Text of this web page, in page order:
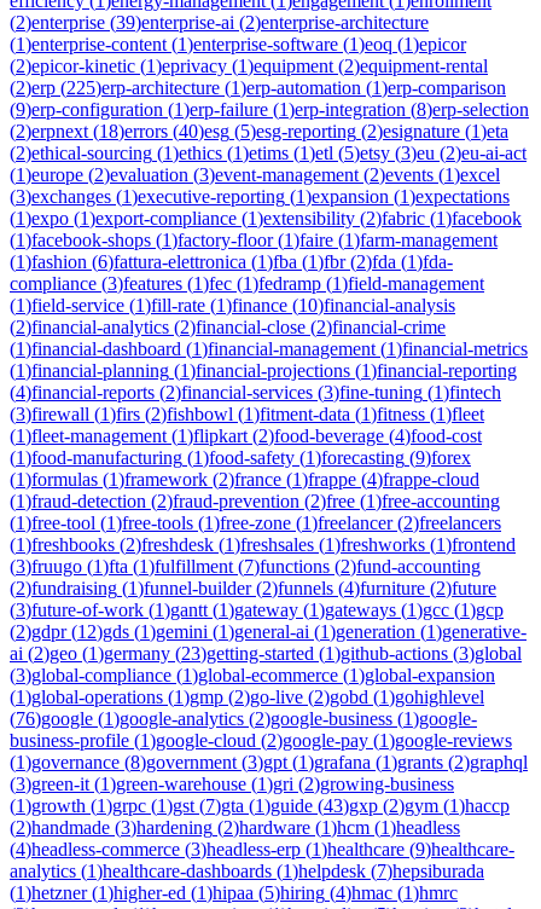
(2)enterprise (39)enterprise-ai (2)enterprise-architecture
(1)enterprise-content (1)enterprise-software (1)eoq (1)epicor
(2)epicor-kinetic (1)eprivacy (1)equipment (2)equipment-rental
(2)erp (225)erp-architecture (1)erp-automation (1)erp-comparison
(9)erp-configuration (1)erp-failure (1)erp-integration (8)erp-selection
(2)erpnext (18)errors (40)esg (5)esg-reporting (2)esignature (1)eta
(2)ethical-sourcing (1)ethics (1)etims (1)etl (5)etsy (3)eu (2)eu-ai-act
(1)europe (2)evaluation (3)event-management (2)events (1)excel
(3)exchanges (1)executive-reporting (1)expansion (1)expectations
(1)expo (1)export-compliance (1)extensibility (2)fabric (1)facebook
(1)facebook-shops (1)factory-floor(1)faire (1)farm-management
(1)fashion (6)fattura-elettronica (1)fba (1)fbr(2)fda (1)fda-
compliance (3)features (1)fec (1)fedramp (1)field-management
(1)field-service (1)fill-rate (1)finance (10)financial-analysis
(2)financial-analytics (2)financial-close (2)financial-crime
(1)financial-dashboard (1)financial-management (1)financial-metrics
(1)financial-planning (1)financial-projections (1)financial-reporting
(4)financial-reports (2)financial-services (3)fine-tuning (1)fintech
(3)firewall (1)firs (2)fishbowl (1)fitment-data (1)fitness (1)fleet
(1)fleet-management (1)flipkart (2)food-beverage (4)food-cost
(1)food-manufacturing (1)food-safety (1)forecasting (9)forex
(1)formulas (1)framework (2)france (1)frappe (4)frappe-cloud
(1)fraud-detection (2)fraud-prevention (2)free (1)free-accounting
(1)free-tool (1)free-tools (1)free-zone (1)freelancer(2)freelancers
(1)freshbooks (2)freshdesk (1)freshsales (1)freshworks (1)frontend
(3)fruugo (1)fta (1)fulfillment (7)functions (2)fund-accounting
(2)fundraising (1)funnel-builder(2)funnels (4)furniture (2)future
(3)future-of-work (1)gantt (1)gateway (1)gateways (1)gcc (1)gcp
(2)gdpr(12)gds (1)gemini (1)general-ai (1)generation (1)generative-
ai (2)geo (1)germany (23)getting-started (1)github-actions (3)global
(3)global-compliance (1)global-ecommerce (1)global-expansion
(1)global-operations (1)gmp (2)go-live (2)gobd (1)gohighlevel
(76)google (1)google-analytics (2)google-business (1)google-
business-profile (1)google-cloud (2)google-pay (1)google-reviews
(1)governance (8)government (3)gpt (1)grafana (1)grants (2)graphql
(3)green-it (1)green-warehouse (1)gri (2)growing-business
(1)growth (1)grpc (1)gst (7)gta (1)guide (43)gxp (2)gym (1)haccp
(2)handmade (3)hardening (2)hardware (1)hcm (1)headless
(4)headless-commerce (3)headless-erp (1)healthcare (9)healthcare-
analytics (1)healthcare-dashboards (1)helpdesk (7)hepsiburada
(1)hetzner(1)higher-ed (1)hipaa (5)hiring (4)hmac (1)hmrc